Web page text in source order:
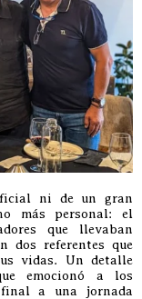
ni de un gran
más personal: el
que llevaban
dos referentes que
vidas. Un detalle
emocionó a los
a una jornada